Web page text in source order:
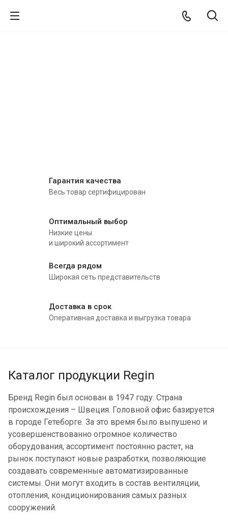
Гарантия качества
Весь товар сертифицирован
Оптимальный выбор
Низкие цены
и широкий ассортимент
Всегда рядом
Широкая сеть представительств
Доставка в срок
Оперативная доставка и выгрузка товара
Каталог продукции Regin
Бренд Regin был основан в 1947 году. Страна
происхождения – Швеция. Головной офис базируется
в городе Гетеборге. За это время было выпушено и
усовершенствованно огромное количество
оборудования, ассортимент постоянно растет, на
рынок поступают новые разработки, позволяющие
создавать современные автоматизированные
системы. Они могут входить в состав вентиляции,
отопления, кондиционирования самых разных
сооружений.